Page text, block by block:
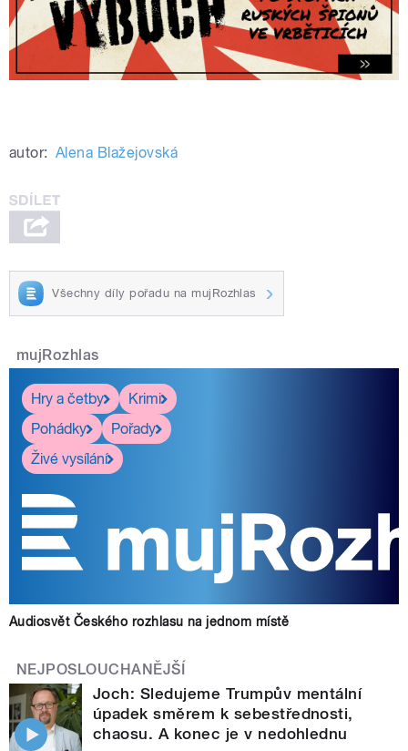
autor: Alena Blažejovská
Všechny díly pořadu na mujRozhlas
mujRozhlas
Hry a četby
Krimi
Pohádky
Pořady
Živé vysílání
Audiosvět Českého rozhlasu na jednom místě
NEJPOSLOUCHANĚJŠÍ
Joch: Sledujeme Trumpův mentální
úpadek směrem k sebestřednosti,
chaosu. A konec je v nedohlednu